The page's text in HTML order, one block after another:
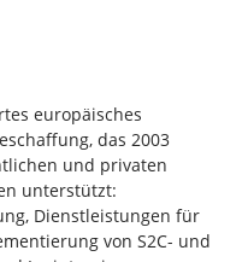
europäisches
das 2003
und privaten
unterstützt:
Dienstleistungen für
von S2C- und